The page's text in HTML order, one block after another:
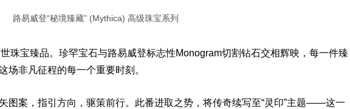
路易威登“秘境臻藏” (Mythica) 高级珠宝系列
珠宝臻品。珍罕宝石与路易威登标志性Monogram切割钻石交相辉映，每一件臻
场非凡征程的每一个重要时刻。
图案，指引方向，驱策前行。此番进取之势，将传奇续写至“灵印”主题——这一